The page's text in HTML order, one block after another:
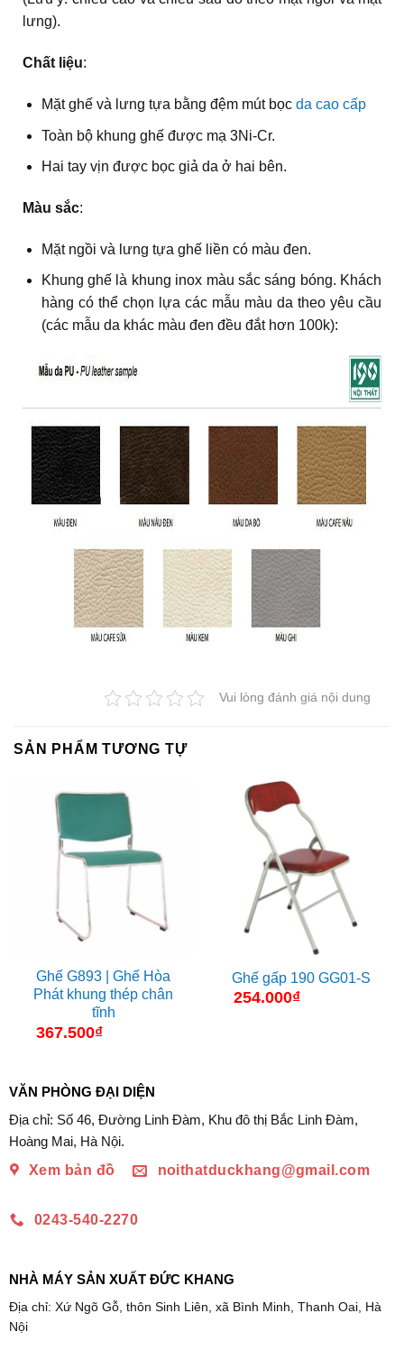
lưng).
Chất liệu:
Mặt ghế và lưng tựa bằng đệm mút bọc da cao cấp
Toàn bộ khung ghế được mạ 3Ni-Cr.
Hai tay vịn được bọc giả da ở hai bên.
Màu sắc:
Mặt ngồi và lưng tựa ghế liền có màu đen.
Khung ghế là khung inox màu sắc sáng bóng. Khách
hàng có thể chọn lựa các mẫu màu da theo yêu cầu
(các mẫu da khác màu đen đều đắt hơn 100k):
Vui lòng đánh giá nội dung
SẢN PHẨM TƯƠNG TỰ
Ghế G893 | Ghế Hòa
Phát khung thép chân
tĩnh
367.500₫
Ghế gấp 190 GG01-S
254.000₫
VĂN PHÒNG ĐẠI DIỆN
Địa chỉ: Số 46, Đường Linh Đàm, Khu đô thị Bắc Linh Đàm,
Hoàng Mai, Hà Nội.
Xem bản đồ
noithatduckhang@gmail.com
0243-540-2270
NHÀ MÁY SẢN XUẤT ĐỨC KHANG
Địa chỉ: Xứ Ngõ Gỗ, thôn Sinh Liên, xã Bình Minh, Thanh Oai, Hà
Nội